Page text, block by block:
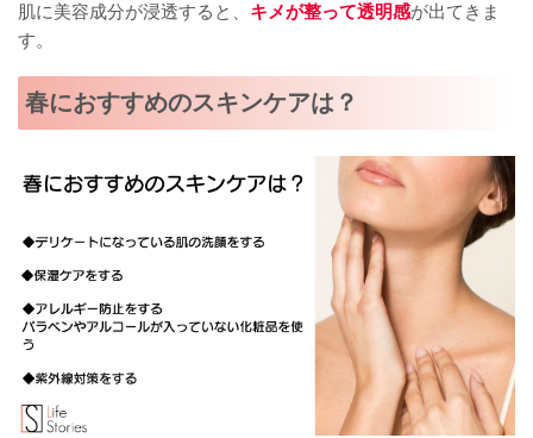
肌に美容成分が浸透すると、 キメが整って透明感が出てきま
す。
春におすすめのスキンケアは？